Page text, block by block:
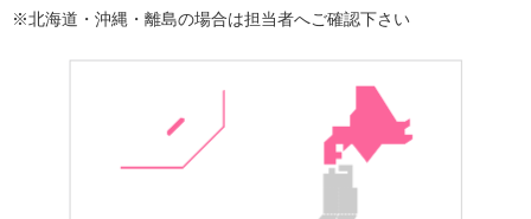
※北海道・沖縄・離島の場合は担当者へご確認下さい